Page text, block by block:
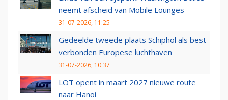
neemt afscheid van Mobile Lounges
31-07-2026, 11:25
Gedeelde tweede plaats Schiphol als best
verbonden Europese luchthaven
31-07-2026, 10:37
LOT opent in maart 2027 nieuwe route
naar Hanoi